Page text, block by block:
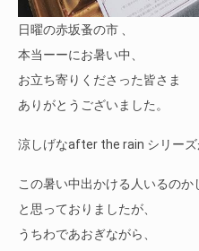
日曜の赤坂蚤の市 、
本当ーーにお暑い中、
お立ち寄りくださった皆さま
ありがとうございました。
涼しげなafter the rain シリーズ
この暑い中出かける人いるのか
と思っておりましたが、
うちわであおぎながら、